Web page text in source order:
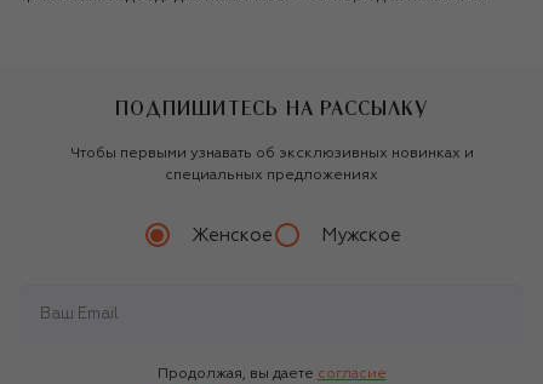
ПОДПИШИТЕСЬ НА РАССЫЛКУ
Чтобы первыми узнавать об эксклюзивных новинках и
специальных предложениях
Женское Мужское
Продолжая, вы даете согласие